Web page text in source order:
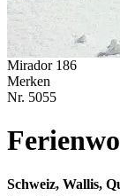
Mirador 186
Merken
Nr. 5055
Schweiz, Wallis,